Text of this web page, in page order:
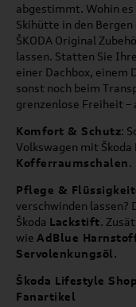
abgestimmt. Wohin es
Skihütte in den
ŠKODA Original
lassen. Statten Sie
einer Dachbox, einem
sonst noch beim
grenzenlose Freiheit –
Komfort & Schutz:
Volkswagen mit Škoda
Kofferraumschalen.
Pflege &
verschwinden lassen?
Škoda Lackstift.
wie AdBlue
Servolenkungsöl.
Škoda Lifestyle
Fanartikel